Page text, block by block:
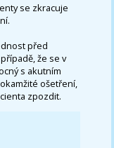
se zkracuje
před
že se v
s akutním
ošetření,
zpozdit.